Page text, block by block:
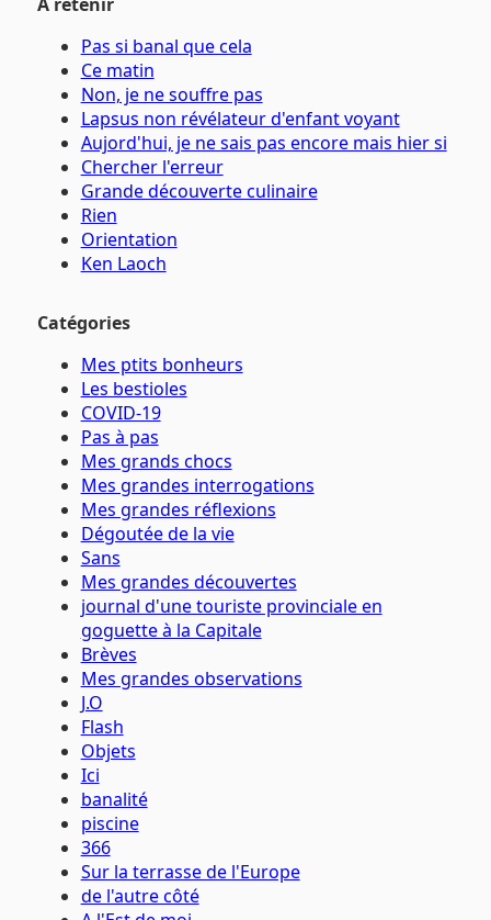
Pas si banal que cela
Ce matin
Non, je ne souffre pas
Lapsus non révélateur d'enfant voyant
Aujord'hui, je ne sais pas encore mais hier si
Chercher l'erreur
Grande découverte culinaire
Rien
Orientation
Ken Laoch
Catégories
Mes ptits bonheurs
Les bestioles
COVID-19
Pas à pas
Mes grands chocs
Mes grandes interrogations
Mes grandes réflexions
Dégoutée de la vie
Sans
Mes grandes découvertes
journal d'une touriste provinciale en
goguette à la Capitale
Brèves
Mes grandes observations
J.O
Flash
Objets
Ici
banalité
piscine
366
Sur la terrasse de l'Europe
de l'autre côté